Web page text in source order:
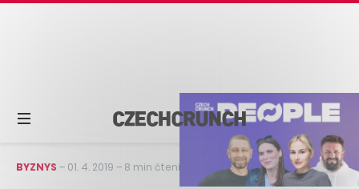
BYZNYS – 01. 4. 2019 – 8 min čtení